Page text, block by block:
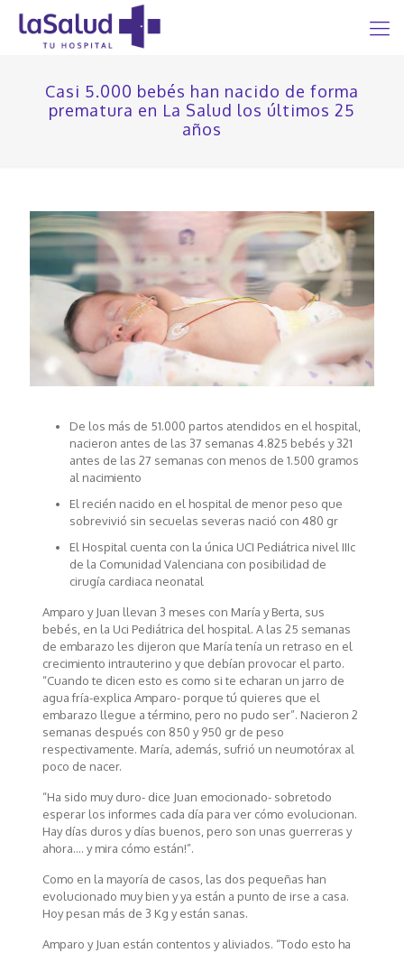
Casi 5.000 bebés han nacido de forma
prematura en La Salud los últimos 25
años
De los más de 51.000 partos atendidos en el hospital,
nacieron antes de las 37 semanas 4.825 bebés y 321
antes de las 27 semanas con menos de 1.500 gramos
al nacimiento
El recién nacido en el hospital de menor peso que
sobrevivió sin secuelas severas nació con 480 gr
El Hospital cuenta con la única UCI Pediátrica nivel IIIc
de la Comunidad Valenciana con posibilidad de
cirugía cardiaca neonatal
Amparo y Juan llevan 3 meses con María y Berta, sus
bebés, en la Uci Pediátrica del hospital. A las 25 semanas
de embarazo les dijeron que María tenía un retraso en el
crecimiento intrauterino y que debían provocar el parto.
“Cuando te dicen esto es como si te echaran un jarro de
agua fría-explica Amparo- porque tú quieres que el
embarazo llegue a término, pero no pudo ser”. Nacieron 2
semanas después con 850 y 950 gr de peso
respectivamente. María, además, sufrió un neumotórax al
poco de nacer.
“Ha sido muy duro- dice Juan emocionado- sobretodo
esperar los informes cada día para ver cómo evolucionan.
Hay días duros y días buenos, pero son unas guerreras y
ahora…. y mira cómo están!”.
Como en la mayoría de casos, las dos pequeñas han
evolucionado muy bien y ya están a punto de irse a casa.
Hoy pesan más de 3 Kg y están sanas.
Amparo y Juan están contentos y aliviados. “Todo esto ha